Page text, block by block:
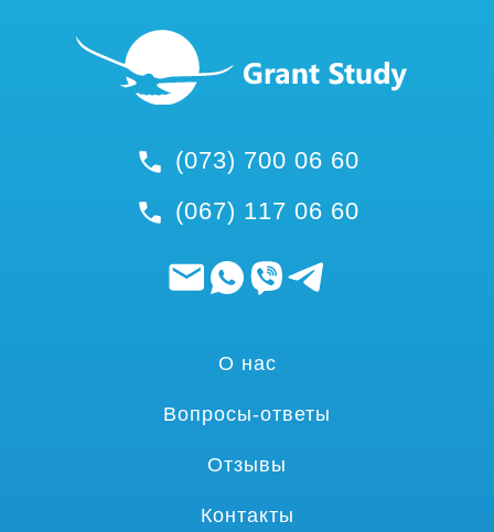
(073) 700 06 60
(067) 117 06 60
О нас
Вопросы-ответы
Отзывы
Контакты